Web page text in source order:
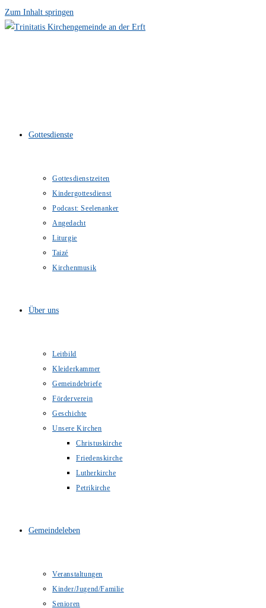
Zum Inhalt springen
Gottesdienste
Gottesdienstzeiten
Kindergottesdienst
Podcast: Seelenanker
Angedacht
Liturgie
Taizé
Kirchenmusik
Über uns
Leitbild
Kleiderkammer
Gemeindebriefe
Förderverein
Geschichte
Unsere Kirchen
Christuskirche
Friedenskirche
Lutherkirche
Petrikirche
Gemeindeleben
Veranstaltungen
Kinder/Jugend/Familie
Senioren